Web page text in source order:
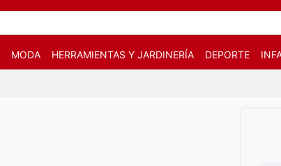
MODA HERRAMIENTAS Y JARDINERÍA DEPORTE